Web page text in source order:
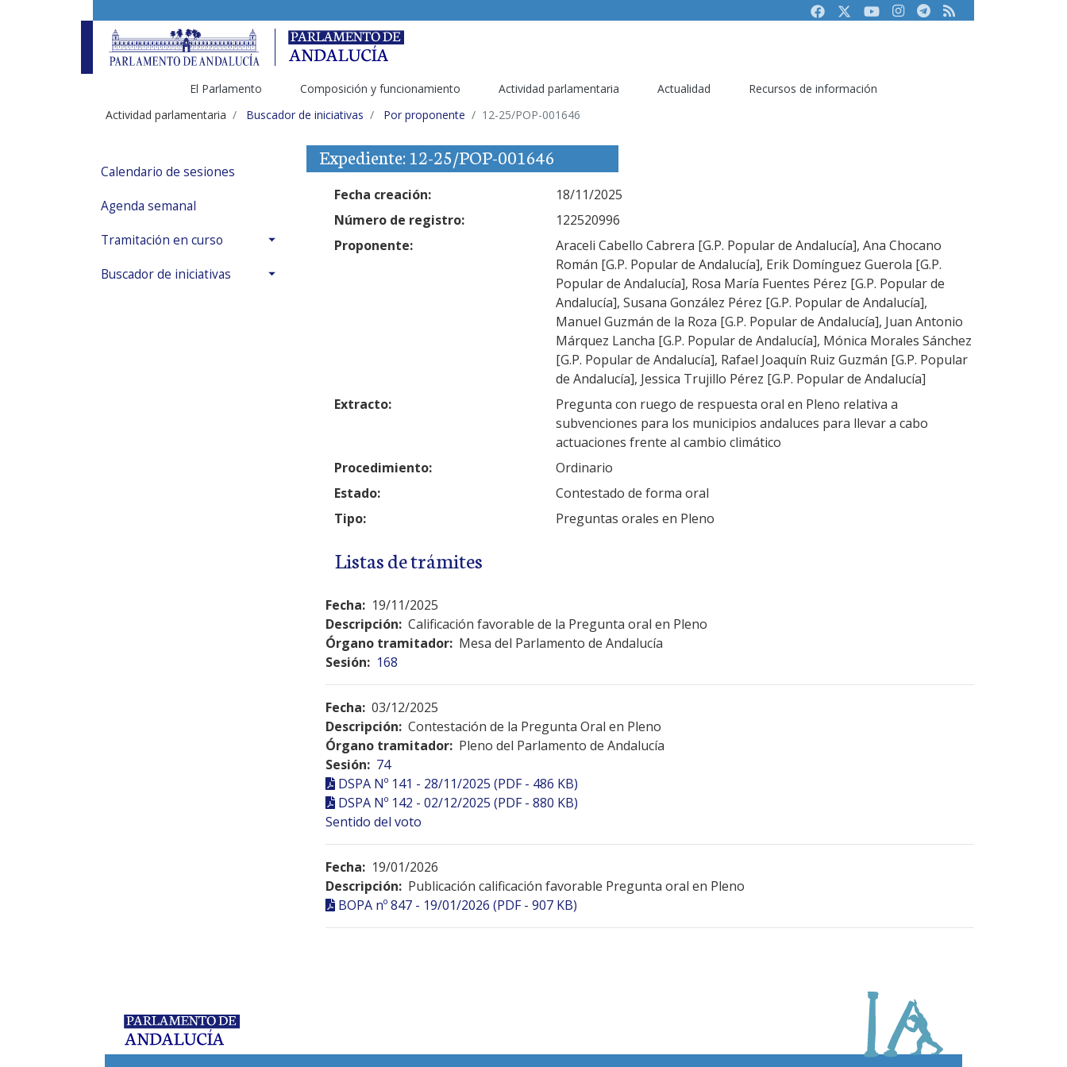
FacebookTwitterYoutubeInstagram
Telegram
RSS
El Parlamento Composición y funcionamiento Actividad parlamentaria Actualidad
Recursos de información
Actividad parlamentaria
Buscador de iniciativas Por proponente 12-25/POP-001646
Calendario de sesiones
Agenda semanal
Tramitación en curso
Buscador de iniciativas
Expediente: 12-25/POP-001646
Fecha creación:
18/11/2025
Número de registro:
122520996
Proponente:
Araceli Cabello Cabrera [G.P. Popular de Andalucía], Ana Chocano
Román [G.P. Popular de Andalucía], Erik Domínguez Guerola [G.P.
Popular de Andalucía], Rosa María Fuentes Pérez [G.P. Popular de
Andalucía], Susana González Pérez [G.P. Popular de Andalucía],
Manuel Guzmán de la Roza [G.P. Popular de Andalucía], Juan Antonio
Márquez Lancha [G.P. Popular de Andalucía], Mónica Morales Sánchez
[G.P. Popular de Andalucía], Rafael Joaquín Ruiz Guzmán [G.P. Popular
de Andalucía], Jessica Trujillo Pérez [G.P. Popular de Andalucía]
Extracto:
Pregunta con ruego de respuesta oral en Pleno relativa a
subvenciones para los municipios andaluces para llevar a cabo
actuaciones frente al cambio climático
Procedimiento:
Ordinario
Estado:
Contestado de forma oral
Tipo:
Preguntas orales en Pleno
Listas de trámites
Fecha: 19/11/2025
Descripción: Calificación favorable de la Pregunta oral en Pleno
Órgano tramitador: Mesa del Parlamento de Andalucía
Sesión: 168
Fecha: 03/12/2025
Descripción: Contestación de la Pregunta Oral en Pleno
Órgano tramitador: Pleno del Parlamento de Andalucía
Sesión: 74
DSPA Nº 141 - 28/11/2025 (PDF - 486 KB)
DSPA Nº 142 - 02/12/2025 (PDF - 880 KB)
Sentido del voto
Fecha: 19/01/2026
Descripción: Publicación calificación favorable Pregunta oral en Pleno
BOPA nº 847 - 19/01/2026 (PDF - 907 KB)